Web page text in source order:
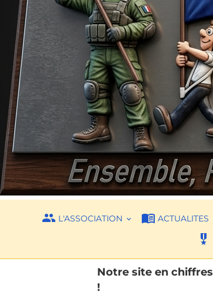
L'ASSOCIATION ACTUALITES
Notre site en chiffres
!